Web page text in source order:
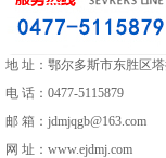
地 址：鄂尔多斯市东胜区
电 话：0477-5115879
邮 箱：jdmjqgb@163.com
网 址：www.ejdmj.com